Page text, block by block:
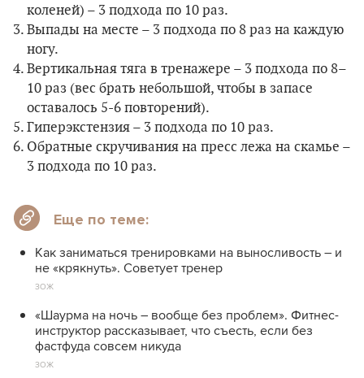
коленей) – 3 подхода по 10 раз.
Выпады на месте – 3 подхода по 8 раз на каждую
ногу.
Вертикальная тяга в тренажере – 3 подхода по 8–
10 раз (вес брать небольшой, чтобы в запасе
оставалось 5-6 повторений).
Гиперэкстензия – 3 подхода по 10 раз.
Обратные скручивания на пресс лежа на скамье –
3 подхода по 10 раз.
Еще по теме:
Как заниматься тренировками на выносливость – и
не «крякнуть». Советует тренер
ЗОЖ
«Шаурма на ночь – вообще без проблем». Фитнес-
инструктор рассказывает, что съесть, если без
фастфуда совсем никуда
ЗОЖ